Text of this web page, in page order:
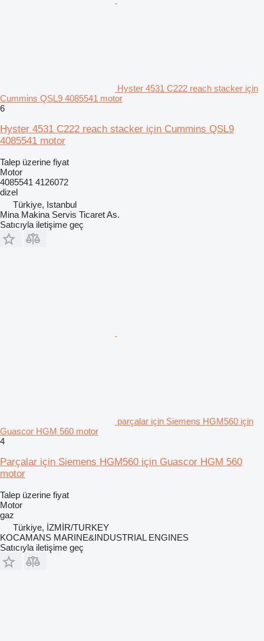
Hyster 4531 C222 reach stacker için
Cummins QSL9 4085541 motor
6
Hyster 4531 C222 reach stacker için Cummins QSL9
4085541 motor
Talep üzerine fiyat
Motor
4085541 4126072
dizel
Türkiye, Istanbul
Mina Makina Servis Ticaret As.
Satıcıyla iletişime geç
parçalar için Siemens HGM560 için
Guascor HGM 560 motor
4
Parçalar için Siemens HGM560 için Guascor HGM 560
motor
Talep üzerine fiyat
Motor
gaz
Türkiye, İZMİR/TURKEY
KOCAMANS MARINE&INDUSTRIAL ENGINES
Satıcıyla iletişime geç